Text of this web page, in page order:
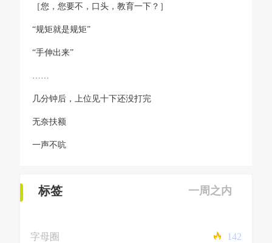
［您，您要不，口头，教育一下？］
“规矩就是规矩”
“手伸出来”
……
几分钟后，上位见十下还没打完
无奈扶额
一声不吭
标签 一周之内
字母圈 142